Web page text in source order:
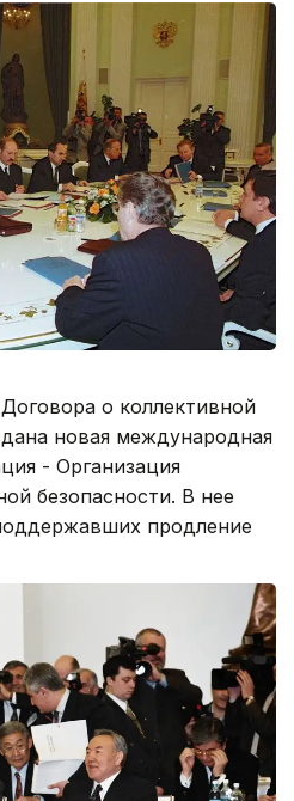
о коллективной
новая международная
- Организация
безопасности. В нее
продление